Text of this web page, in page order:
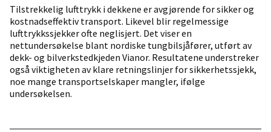
Tilstrekkelig lufttrykk i dekkene er avgjørende for sikker og
kostnadseffektiv transport. Likevel blir regelmessige
lufttrykkssjekker ofte neglisjert. Det viser en
nettundersøkelse blant nordiske tungbilsjåfører, utført av
dekk- og bilverkstedkjeden Vianor. Resultatene understreker
også viktigheten av klare retningslinjer for sikkerhetssjekk,
noe mange transportselskaper mangler, ifølge
undersøkelsen.